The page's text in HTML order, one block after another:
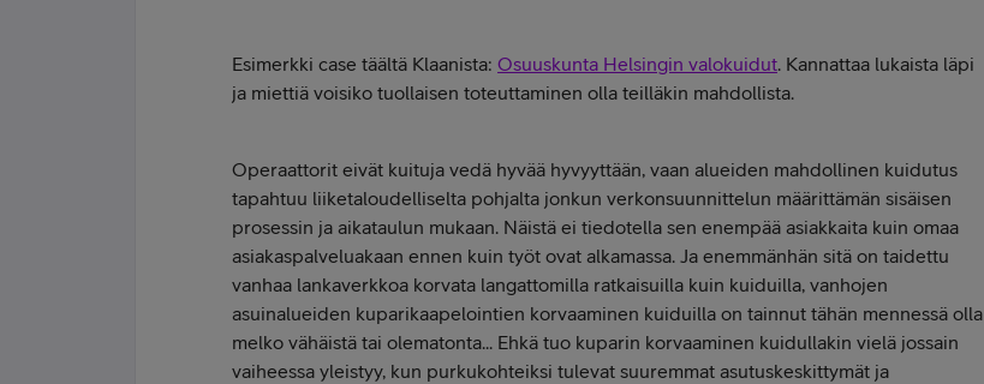
Esimerkki case täältä Klaanista: Osuuskunta Helsingin valokuidut. Kannattaa lukaista läpi
ja miettiä voisiko tuollaisen toteuttaminen olla teilläkin mahdollista.
Operaattorit eivät kuituja vedä hyvää hyvyyttään, vaan alueiden mahdollinen kuidutus
tapahtuu liiketaloudelliselta pohjalta jonkun verkonsuunnittelun määrittämän sisäisen
prosessin ja aikataulun mukaan. Näistä ei tiedotella sen enempää asiakkaita kuin omaa
asiakaspalveluakaan ennen kuin työt ovat alkamassa. Ja enemmänhän sitä on taidettu
vanhaa lankaverkkoa korvata langattomilla ratkaisuilla kuin kuiduilla, vanhojen
asuinalueiden kuparikaapelointien korvaaminen kuiduilla on tainnut tähän mennessä olla
melko vähäistä tai olematonta... Ehkä tuo kuparin korvaaminen kuidullakin vielä jossain
vaiheessa yleistyy, kun purkukohteiksi tulevat suuremmat asutuskeskittymät ja